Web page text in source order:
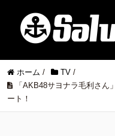
ホーム / TV /
「AKB48サヨナラ毛利さん
ート！